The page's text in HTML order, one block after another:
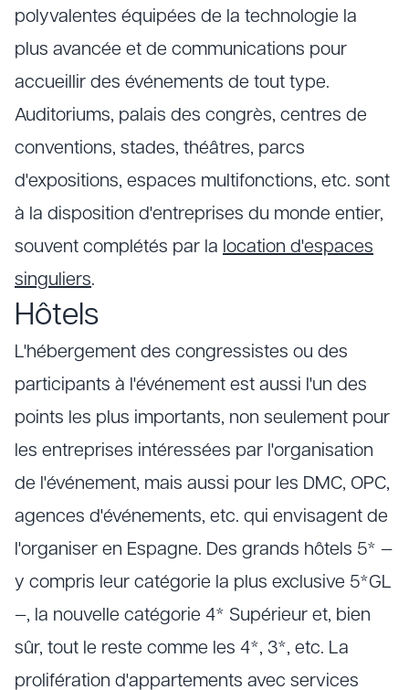
polyvalentes équipées de la technologie la
plus avancée et de communications pour
accueillir des événements de tout type.
Auditoriums, palais des congrès, centres de
conventions, stades, théâtres, parcs
d'expositions, espaces multifonctions, etc. sont
à la disposition d'entreprises du monde entier,
souvent complétés par la location d'espaces
singuliers.
Hôtels
L'hébergement des congressistes ou des
participants à l'événement est aussi l'un des
points les plus importants, non seulement pour
les entreprises intéressées par l'organisation
de l'événement, mais aussi pour les DMC, OPC,
agences d'événements, etc. qui envisagent de
l'organiser en Espagne. Des grands hôtels 5* —
y compris leur catégorie la plus exclusive 5*GL
—, la nouvelle catégorie 4* Supérieur et, bien
sûr, tout le reste comme les 4*, 3*, etc. La
prolifération d'appartements avec services